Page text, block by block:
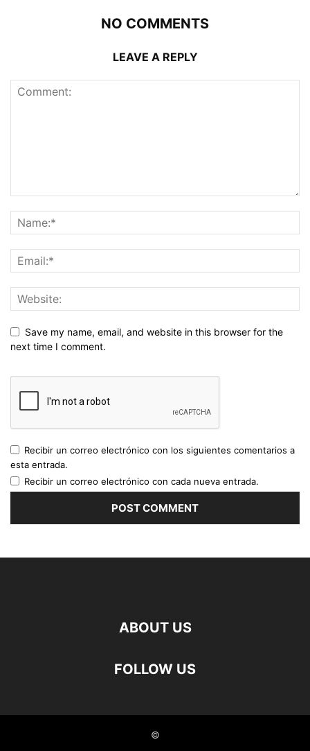
NO COMMENTS
LEAVE A REPLY
Save my name, email, and website in this browser for the
next time I comment.
Recibir un correo electrónico con los siguientes comentarios a
esta entrada.
Recibir un correo electrónico con cada nueva entrada.
ABOUT US
FOLLOW US
©